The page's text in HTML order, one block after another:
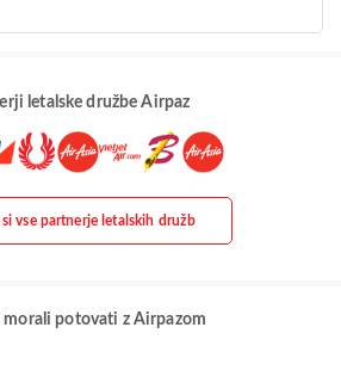
letalske družbe Airpaz
vse partnerje letalskih družb
morali potovati z Airpazom